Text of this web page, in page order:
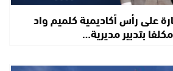
على رأس أكاديمية كلميم واد
بتدبير مديرية…